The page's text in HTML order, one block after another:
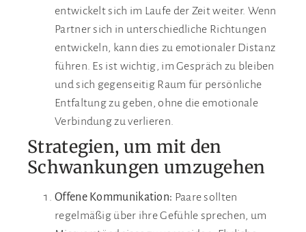
entwickelt sich im Laufe der Zeit weiter. Wenn
Partner sich in unterschiedliche Richtungen
entwickeln, kann dies zu emotionaler Distanz
führen. Es ist wichtig, im Gespräch zu bleiben
und sich gegenseitig Raum für persönliche
Entfaltung zu geben, ohne die emotionale
Verbindung zu verlieren.
Strategien, um mit den
Schwankungen umzugehen
Offene Kommunikation: Paare sollten
regelmäßig über ihre Gefühle sprechen, um